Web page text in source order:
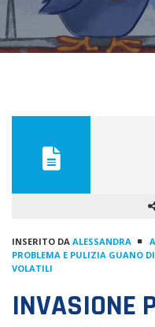
INSERITO DA ALESSANDRA
PROBLEMA E PULIZIA GUANO
VOLATILI
INVASIONE